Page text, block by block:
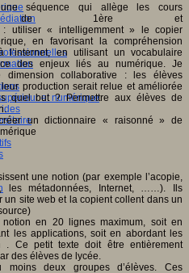
et numérique
séquence qui allège les cours
de 1ère et
utiliser « intelligemment » le copier
ue, en favorisant la compréhension
en utilisant un vocabulaire
des enjeux liés au numérique. Je
dimension collaborative : les élèves
production serait relue et améliorée
quel but ? Permettre aux élèves de
un dictionnaire « raisonné » de
une notion (par exemple l’acopie,
les métadonnées, Internet, ……). Ils
site web et la copient collent dans un
notion en 20 lignes maximum, soit en
les applications,soiten abordant les
. Ce petit texte doit être entièrement
des élèves de lycée.
moins deux groupes d’élèves. Ces